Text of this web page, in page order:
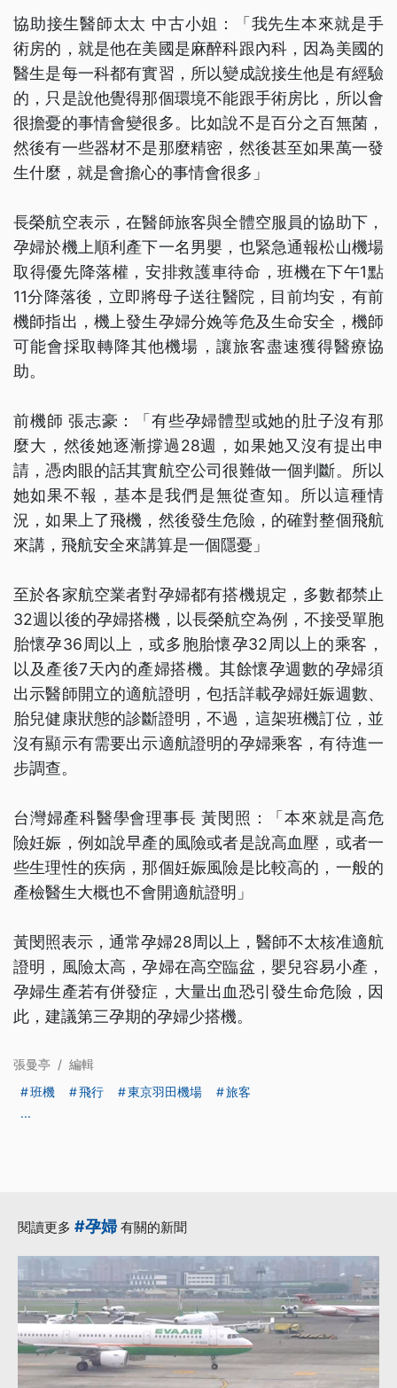
協助接生醫師太太 中古小姐：「我先生本來就是手
術房的，就是他在美國是麻醉科跟內科，因為美國的
醫生是每一科都有實習，所以變成說接生他是有經驗
的，只是說他覺得那個環境不能跟手術房比，所以會
很擔憂的事情會變很多。比如說不是百分之百無菌，
然後有一些器材不是那麼精密，然後甚至如果萬一發
生什麼，就是會擔心的事情會很多」
長榮航空表示，在醫師旅客與全體空服員的協助下，
孕婦於機上順利產下一名男嬰，也緊急通報松山機場
取得優先降落權，安排救護車待命，班機在下午1點
11分降落後，立即將母子送往醫院，目前均安，有前
機師指出，機上發生孕婦分娩等危及生命安全，機師
可能會採取轉降其他機場，讓旅客盡速獲得醫療協
助。
前機師 張志豪：「有些孕婦體型或她的肚子沒有那
麼大，然後她逐漸撐過28週，如果她又沒有提出申
請，憑肉眼的話其實航空公司很難做一個判斷。所以
她如果不報，基本是我們是無從查知。所以這種情
況，如果上了飛機，然後發生危險，的確對整個飛航
來講，飛航安全來講算是一個隱憂」
至於各家航空業者對孕婦都有搭機規定，多數都禁止
32週以後的孕婦搭機，以長榮航空為例，不接受單胞
胎懷孕36周以上，或多胞胎懷孕32周以上的乘客，
以及產後7天內的產婦搭機。其餘懷孕週數的孕婦須
出示醫師開立的適航證明，包括詳載孕婦妊娠週數、
胎兒健康狀態的診斷證明，不過，這架班機訂位，並
沒有顯示有需要出示適航證明的孕婦乘客，有待進一
步調查。
台灣婦產科醫學會理事長 黃閔照：「本來就是高危
險妊娠，例如說早產的風險或者是說高血壓，或者一
些生理性的疾病，那個妊娠風險是比較高的，一般的
產檢醫生大概也不會開適航證明」
黃閔照表示，通常孕婦28周以上，醫師不太核准適航
證明，風險太高，孕婦在高空臨盆，嬰兒容易小產，
孕婦生產若有併發症，大量出血恐引發生命危險，因
此，建議第三孕期的孕婦少搭機。
張曼亭 / 編輯
班機
飛行 東京羽田機場
旅客
...
閱讀更多 #孕婦 有關的新聞